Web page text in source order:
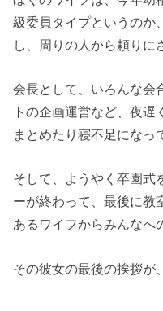
級委員タイプというのか
し、周りの人から頼りに
会長として、いろんな会
トの企画運営など、夜
まとめたり寝不足になっ
そして、ようやく卒園式
ーが終わって、最後に教
あるワイフからみんなへ
その彼女の最後の挨拶が